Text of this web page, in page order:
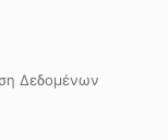
Δεδομένων